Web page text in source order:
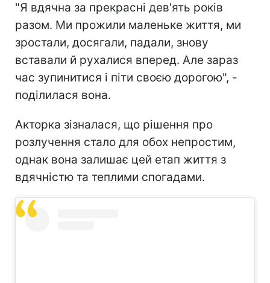
"Я вдячна за прекрасні дев'ять років
разом. Ми прожили маленьке життя, ми
зростали, досягали, падали, знову
вставали й рухалися вперед. Але зараз
час зупинитися і піти своєю дорогою", -
поділилася вона.
Акторка зізналася, що рішення про
розлучення стало для обох непростим,
однак вона залишає цей етап життя з
вдячністю та теплими спогадами.